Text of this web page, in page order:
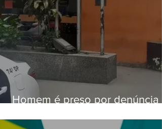
Homem é preso por denúncia
Alcântara